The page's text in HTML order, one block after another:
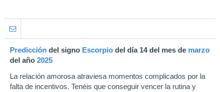
Predicción del signo Escorpio del día 14 del mes de marzo
del año 2025
La relación amorosa atraviesa momentos complicados por la
falta de incentivos. Tenéis que conseguir vencer la rutina y